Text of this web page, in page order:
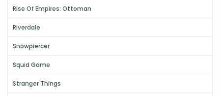
Rise Of Empires: Ottoman
Riverdale
Snowpiercer
Squid Game
Stranger Things